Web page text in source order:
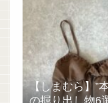
【しまむら】”